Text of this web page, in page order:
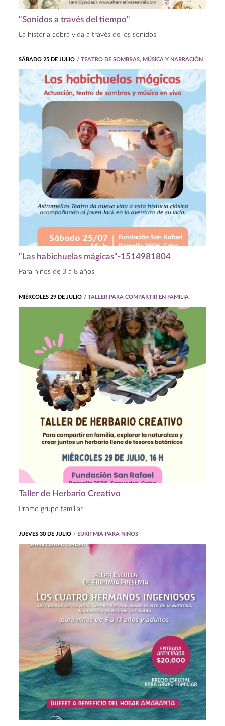
"Sonidos a través del tiempo"
La historia cobra vida a través de los sonidos
SÁBADO 25 DE JULIO / TEATRO DE SOMBRAS, MÚSICA Y NARRACIÓN
"Las habichuelas mágicas"-1514981804
Para niños de 3 a 8 años
MIÉRCOLES 29 DE JULIO / TALLER PARA COMPARTIR EN FAMILIA
Taller de Herbario Creativo
Promo grupo familiar
JUEVES 30 DE JULIO / EURITMIA PARA NIÑOS